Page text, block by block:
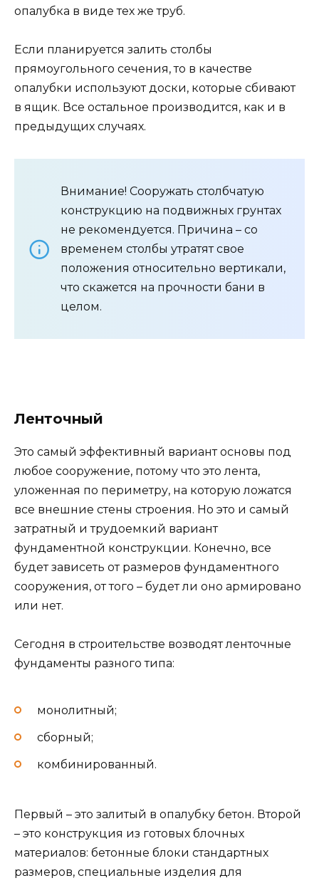
опалубка в виде тех же труб.
Если планируется залить столбы
прямоугольного сечения, то в качестве
опалубки используют доски, которые сбивают
в ящик. Все остальное производится, как и в
предыдущих случаях.
Внимание! Сооружать столбчатую
конструкцию на подвижных грунтах
не рекомендуется. Причина – со
временем столбы утратят свое
положения относительно вертикали,
что скажется на прочности бани в
целом.
Ленточный
Это самый эффективный вариант основы под
любое сооружение, потому что это лента,
уложенная по периметру, на которую ложатся
все внешние стены строения. Но это и самый
затратный и трудоемкий вариант
фундаментной конструкции. Конечно, все
будет зависеть от размеров фундаментного
сооружения, от того – будет ли оно армировано
или нет.
Сегодня в строительстве возводят ленточные
фундаменты разного типа:
монолитный;
сборный;
комбинированный.
Первый – это залитый в опалубку бетон. Второй
– это конструкция из готовых блочных
материалов: бетонные блоки стандартных
размеров, специальные изделия для